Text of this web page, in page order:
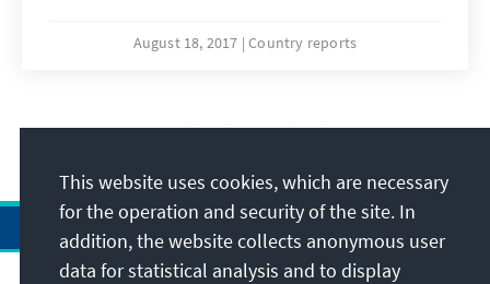
August 18, 2017 Country reports
7/18
This website uses cookies, which are necessary
for the operation and security of the site. In
addition, the website collects anonymous user
data for statistical analysis and to display